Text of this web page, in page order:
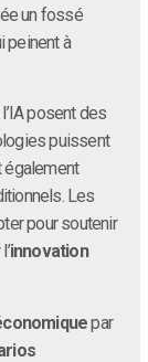
un fossé
peinent à
posent des
puissent
également
Les
pour soutenir
innovation
par